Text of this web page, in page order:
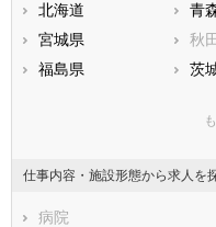
北海道 青
宮城県
秋
福島県
茨
神
石川県
福
静岡県
仕事内容・施設形態から求人を
病院